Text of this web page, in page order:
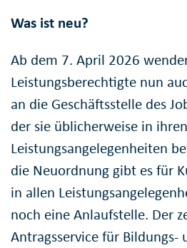
Was ist neu?
Ab dem 7. April 2026
Leistungsberechtigte nun
an die Geschäftsstelle des
der sie üblicherweise in ihren
Leistungsangelegenheiten
die Neuordnung gibt es für
in allen
noch eine Anlaufstelle. Der
Antragsservice für Bildungs-